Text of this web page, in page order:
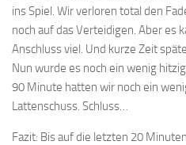
ins Spiel. Wir verloren total den
noch auf das Verteidigen. Aber es
Anschluss viel. Und kurze Zeit
Nun wurde es noch ein wenig
90 Minute hatten wir noch ein
Lattenschuss. Schluss…
Fazit: Bis auf die letzten 20